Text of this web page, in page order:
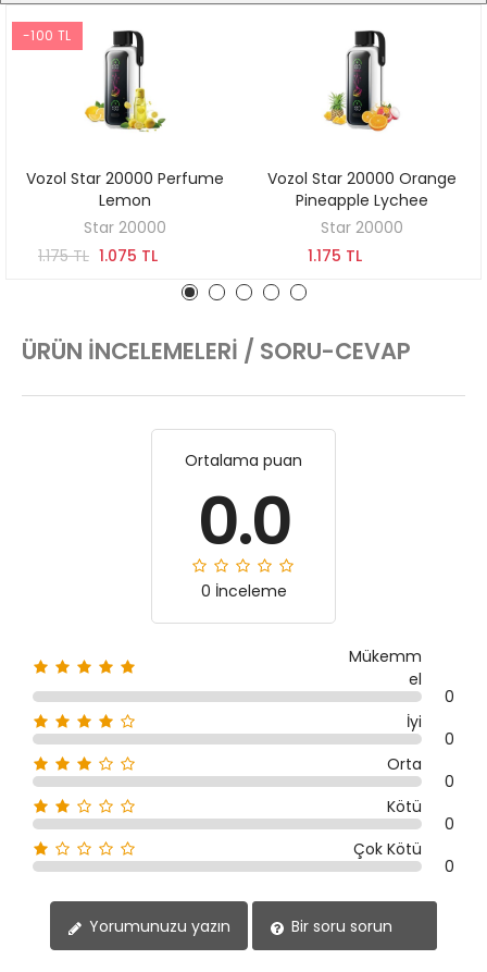
-100 TL
SEPETE EKLE
Vozol Star 20000 Perfume
Lemon
Star 20000
1.175 TL 1.075 TL
SEPETE EKLE
Vozol Star 20000 Orange
Pineapple Lychee
Star 20000
1.175 TL
ÜRÜN İNCELEMELERI / SORU-CEVAP
Ortalama puan
0.0
0 İnceleme
Mükemm
el
0
İyi
0
Orta
0
Kötü
0
Çok Kötü
0
Yorumunuzu yazın Bir soru sorun